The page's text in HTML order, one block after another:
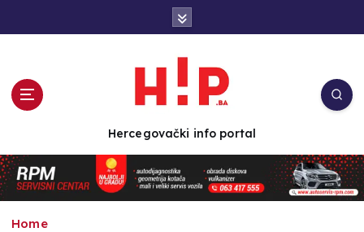
n
t
e
Hercegovački info portal
Home